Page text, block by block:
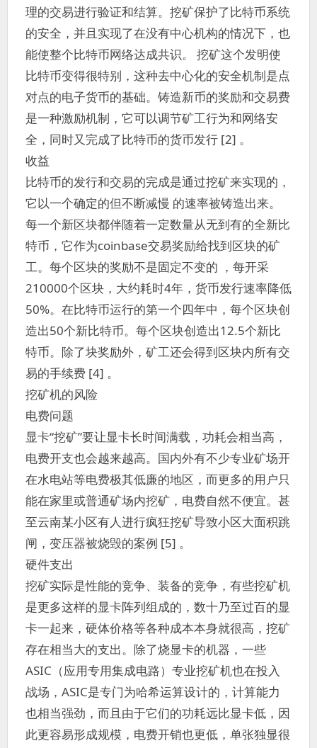
理的交易进行验证和结算。挖矿保护了比特币系统
的安全，并且实现了在没有中心机构的情况下，也
能使整个比特币网络达成共识。 挖矿这个发明使
比特币变得很特别，这种去中心化的安全机制是点
对点的电子货币的基础。铸造新币的奖励和交易费
是一种激励机制，它可以调节矿工行为和网络安
全，同时又完成了比特币的货币发行 [2] 。
收益
比特币的发行和交易的完成是通过挖矿来实现的，
它以一个确定的但不断减慢 的速率被铸造出来。
每一个新区块都伴随着一定数量从无到有的全新比
特币，它作为coinbase交易奖励给找到区块的矿
工。每个区块的奖励不是固定不变的 ，每开采
210000个区块，大约耗时4年，货币发行速率降低
50%。在比特币运行的第一个四年中，每个区块创
造出50个新比特币。每个区块创造出12.5个新比
特币。除了块奖励外，矿工还会得到区块内所有交
易的手续费 [4] 。
挖矿机的风险
电费问题
显卡“挖矿”要让显卡长时间满载，功耗会相当高，
电费开支也会越来越高。国内外有不少专业矿场开
在水电站等电费极其低廉的地区，而更多的用户只
能在家里或普通矿场内挖矿，电费自然不便宜。甚
至云南某小区有人进行疯狂挖矿导致小区大面积跳
闸，变压器被烧毁的案例 [5] 。
硬件支出
挖矿实际是性能的竞争、装备的竞争，有些挖矿机
是更多这样的显卡阵列组成的，数十乃至过百的显
卡一起来，硬体价格等各种成本本身就很高，挖矿
存在相当大的支出。除了烧显卡的机器，一些
ASIC（应用专用集成电路）专业挖矿机也在投入
战场，ASIC是专门为哈希运算设计的，计算能力
也相当强劲，而且由于它们的功耗远比显卡低，因
此更容易形成规模，电费开销也更低，单张独显很